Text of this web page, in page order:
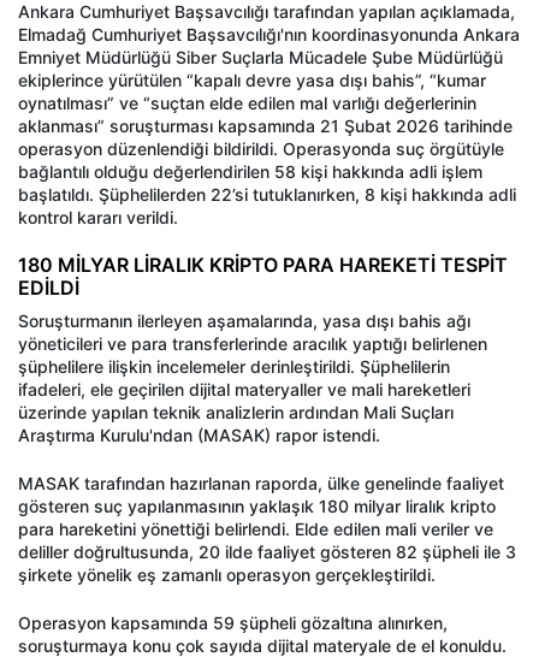
Ankara Cumhuriyet Başsavcılığı tarafından yapılan açıklamada,
Elmadağ Cumhuriyet Başsavcılığı'nın koordinasyonunda Ankara
Emniyet Müdürlüğü Siber Suçlarla Mücadele Şube Müdürlüğü
ekiplerince yürütülen “kapalı devre yasa dışı bahis”, “kumar
oynatılması” ve “suçtan elde edilen mal varlığı değerlerinin
aklanması” soruşturması kapsamında 21 Şubat 2026 tarihinde
operasyon düzenlendiği bildirildi. Operasyonda suç örgütüyle
bağlantılı olduğu değerlendirilen 58 kişi hakkında adli işlem
başlatıldı. Şüphelilerden 22’si tutuklanırken, 8 kişi hakkında adli
kontrol kararı verildi.
180 MİLYAR LİRALIK KRİPTO PARA HAREKETİ TESPİT
EDİLDİ
Soruşturmanın ilerleyen aşamalarında, yasa dışı bahis ağı
yöneticileri ve para transferlerinde aracılık yaptığı belirlenen
şüphelilere ilişkin incelemeler derinleştirildi. Şüphelilerin
ifadeleri, ele geçirilen dijital materyaller ve mali hareketleri
üzerinde yapılan teknik analizlerin ardından Mali Suçları
Araştırma Kurulu'ndan (MASAK) rapor istendi.
MASAK tarafından hazırlanan raporda, ülke genelinde faaliyet
gösteren suç yapılanmasının yaklaşık 180 milyar liralık kripto
para hareketini yönettiği belirlendi. Elde edilen mali veriler ve
deliller doğrultusunda, 20 ilde faaliyet gösteren 82 şüpheli ile 3
şirkete yönelik eş zamanlı operasyon gerçekleştirildi.
Operasyon kapsamında 59 şüpheli gözaltına alınırken,
soruşturmaya konu çok sayıda dijital materyale de el konuldu.